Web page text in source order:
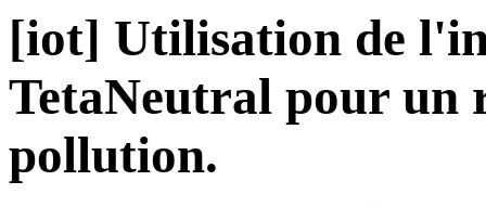
[iot] Utilisation de
TetaNeutral pour un
pollution.